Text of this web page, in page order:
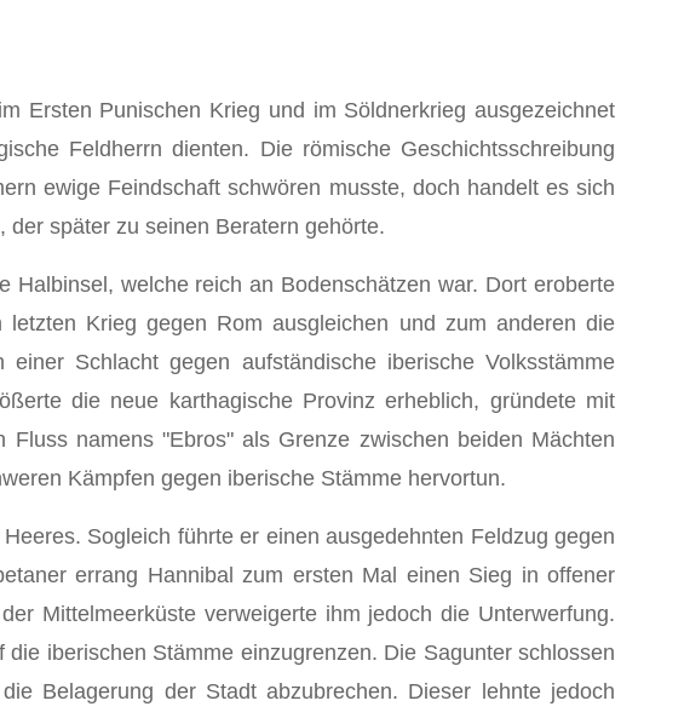
Ersten Punischen Krieg und im Söldnerkrieg ausgezeichnet
Feldherrn dienten. Die römische Geschichtsschreibung
ewige Feindschaft schwören musste, doch handelt es sich
später zu seinen Beratern gehörte.
welche reich an Bodenschätzen war. Dort eroberte
Krieg gegen Rom ausgleichen und zum anderen die
Schlacht gegen aufständische iberische Volksstämme
die neue karthagische Provinz erheblich, gründete mit
namens "Ebros" als Grenze zwischen beiden Mächten
Kämpfen gegen iberische Stämme hervortun.
Sogleich führte er einen ausgedehnten Feldzug gegen
errang Hannibal zum ersten Mal einen Sieg in offener
Mittelmeerküste verweigerte ihm jedoch die Unterwerfung.
iberischen Stämme einzugrenzen. Die Sagunter schlossen
Belagerung der Stadt abzubrechen. Dieser lehnte jedoch